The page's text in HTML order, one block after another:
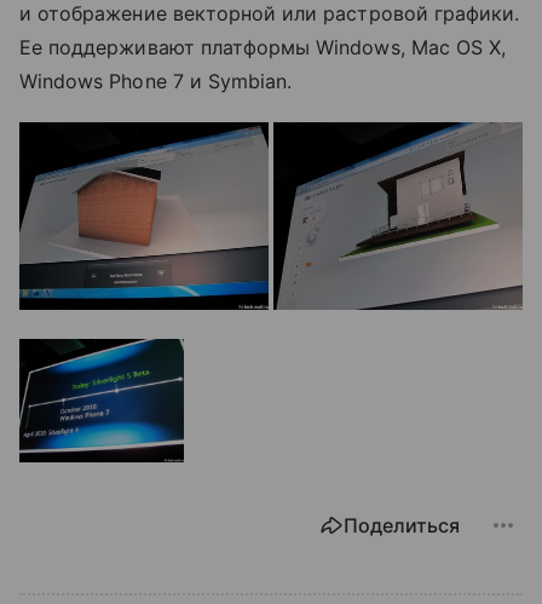
и отображение векторной или растровой графики.
Ее поддерживают платформы Windows, Mac OS X,
Windows Phone 7 и Symbian.
Поделиться